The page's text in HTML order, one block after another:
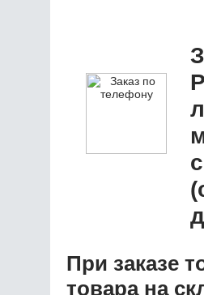
При заказе
товара на